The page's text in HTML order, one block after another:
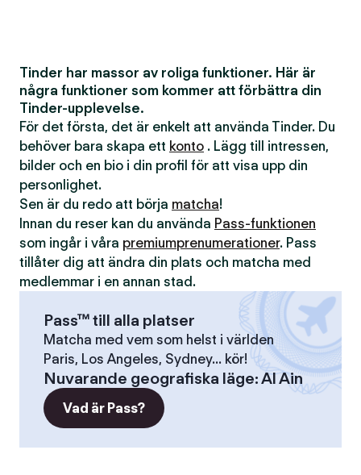
Tinder har massor av roliga funktioner. Här är
några funktioner som kommer att förbättra din
Tinder-upplevelse.
För det första, det är enkelt att använda Tinder. Du
behöver bara skapa ett konto . Lägg till intressen,
bilder och en bio i din profil för att visa upp din
personlighet.
Sen är du redo att börja matcha!
Innan du reser kan du använda Pass-funktionen
som ingår i våra premiumprenumerationer. Pass
tillåter dig att ändra din plats och matcha med
medlemmar i en annan stad.
Pass™ till alla platser
Matcha med vem som helst i världen
Paris, Los Angeles, Sydney... kör!
Nuvarande geografiska läge:Al Ain
Vad är Pass?